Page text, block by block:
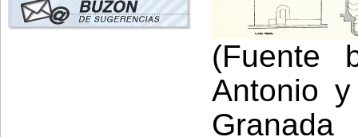
(Fuente
Antonio